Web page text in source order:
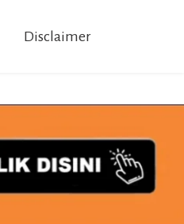
Disclaimer